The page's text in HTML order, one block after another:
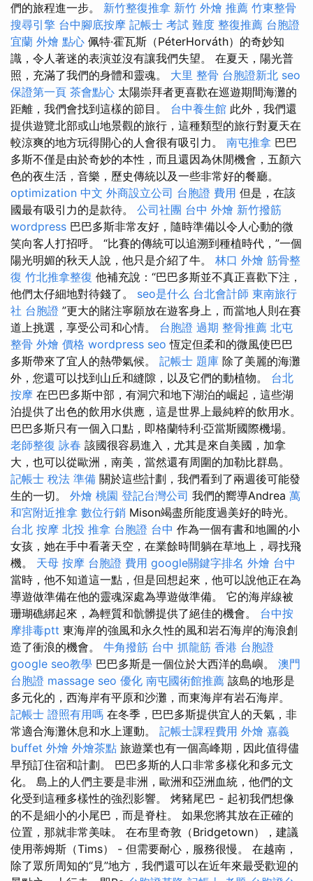
們的旅程進一步。 新竹整復推拿 新竹 外燴 推薦 竹東整骨
搜尋引擎 台中腳底按摩 記帳士 考試 難度 整復推薦 台胞證
宜蘭 外燴 點心 佩特·霍瓦斯（PéterHorváth）的奇妙知
識，令人著迷的表演並沒有讓我們失望。 在夏天，陽光普
照，充滿了我們的身體和靈魂。 大里 整骨 台胞證新北 seo
保證第一頁 茶會點心 太陽崇拜者更喜歡在巡遊期間海灘的
距離，我們會找到這樣的節目。 台中養生館 此外，我們還
提供遊覽北部或山地景觀的旅行，這種類型的旅行對夏天在
較涼爽的地方玩得開心的人會很有吸引力。 南屯推拿 巴巴
多斯不僅是由於奇妙的本性，而且還因為休閒機會，五顏六
色的夜生活，音樂，歷史傳統以及一些非常好的餐廳。
optimization 中文 外商設立公司 台胞證 費用 但是，在該
國最有吸引力的是款待。 公司社團 台中 外燴 新竹撥筋
wordpress 巴巴多斯非常友好，隨時準備以令人心動的微
笑向客人打招呼。 “比賽的傳統可以追溯到種植時代，”一個
陽光明媚的秋天人說，他只是介紹了牛。 林口 外燴 筋骨整
復 竹北推拿整復 他補充說：“巴巴多斯並不真正喜歡下注，
他們太仔細地對待錢了。 seo是什么 台北會計師 東南旅行
社 台胞證 ”更大的賭注寧願放在遊客身上，而當地人則在賽
道上挑選，享受公司和心情。 台胞證 過期 整骨推薦 北屯
整骨 外燴 價格 wordpress seo 恆定但柔和的微風使巴巴
多斯帶來了宜人的熱帶氣候。 記帳士 題庫 除了美麗的海灘
外，您還可以找到山丘和縫隙，以及它們的動植物。 台北
按摩 在巴巴多斯中部，有洞穴和地下湖泊的崛起，這些湖
泊提供了出色的飲用水供應，這是世界上最純粹的飲用水。
巴巴多斯只有一個入口點，即格蘭特利·亞當斯國際機場。
老師整復 詠春 該國很容易進入，尤其是來自美國，加拿
大，也可以從歐洲，南美，當然還有周圍的加勒比群島。
記帳士 稅法 準備 關於這些計劃，我們看到了兩週後可能發
生的一切。 外燴 桃園 登記台灣公司 我們的嚮導Andrea 萬
和宮附近推拿 數位行銷 Mison竭盡所能度過美好的時光。
台北 按摩 北投 推拿 台胞證 台中 作為一個有書和地圖的小
女孩，她在手中看著天空，在業餘時間躺在草地上，尋找飛
機。 天母 按摩 台胞證 費用 google關鍵字排名 外燴 台中
當時，他不知道這一點，但是回想起來，他可以說他正在為
導遊做準備在他的靈魂深處為導遊做準備。 它的海岸線被
珊瑚礁綁起來，為輕質和骯髒提供了絕佳的機會。 台中按
摩排毒ptt 東海岸的強風和永久性的風和岩石海岸的海浪創
造了衝浪的機會。 牛角撥筋 台中 抓龍筋 香港 台胞證
google seo教學 巴巴多斯是一個位於大西洋的島嶼。 澳門
台胞證 massage seo 優化 南屯國術館推薦 該島的地形是
多元化的，西海岸有平原和沙灘，而東海岸有岩石海岸。
記帳士 證照有用嗎 在冬季，巴巴多斯提供宜人的天氣，非
常適合海灘休息和水上運動。 記帳士課程費用 外燴 嘉義
buffet 外燴 外燴茶點 旅遊業也有一個高峰期，因此值得儘
早預訂住宿和計劃。 巴巴多斯的人口非常多樣化和多元文
化。 島上的人們主要是非洲，歐洲和亞洲血統，他們的文
化受到這種多樣性的強烈影響。 烤豬尾巴 - 起初我們想像
的不是細小的小尾巴，而是脊柱。 如果您將其放在正確的
位置，那就非常美味。 在布里奇敦（Bridgetown），建議
使用蒂姆斯（Tims） - 但需要耐心，服務很慢。 在越南，
除了眾所周知的“見”地方，我們還可以在近年來最受歡迎的